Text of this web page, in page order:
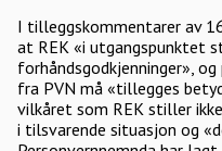
I tilleggskommentarer av
at REK «i utgangspunktet
forhåndsgodkjenninger»,
fra PVN må «tillegges
vilkåret som REK stiller
i tilsvarende situasjon og